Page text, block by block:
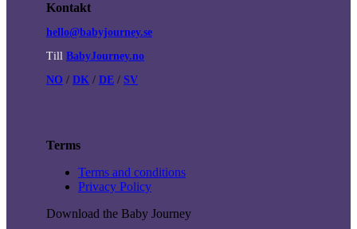
Kontakt
hello@babyjourney.se
Till BabyJourney.no
NO / DK / DE / SV
Terms
Terms and conditions
Privacy Policy
Download the Baby Journey